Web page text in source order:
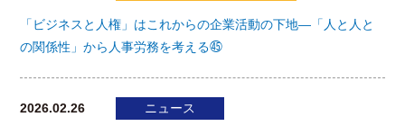
「ビジネスと人権」はこれからの企業活動の下地―「人と人と
の関係性」から人事労務を考える㊺
2026.02.26 ニュース